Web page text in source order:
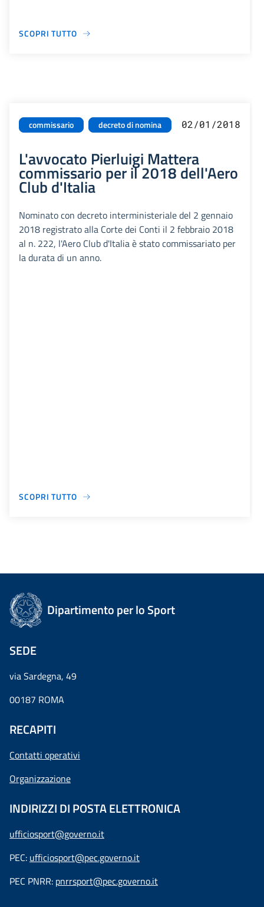
SCOPRI TUTTO
commissario decreto di nomina 02/01/2018
L'avvocato Pierluigi Mattera
commissario per il 2018 dell'Aero
Club d'Italia
Nominato con decreto interministeriale del 2 gennaio
2018 registrato alla Corte dei Conti il 2 febbraio 2018
al n. 222, l'Aero Club d'Italia è stato commissariato per
la durata di un anno.
SCOPRI TUTTO
Dipartimento per lo Sport
SEDE
via Sardegna, 49
00187 ROMA
RECAPITI
Contatti operativi
Organizzazione
INDIRIZZI DI POSTA ELETTRONICA
ufficiosport@governo.it
PEC: ufficiosport@pec.governo.it
PEC PNRR: pnrrsport@pec.governo.it